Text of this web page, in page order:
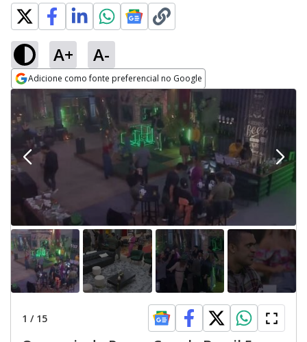
A+ A-
Adicione como fonte preferencial no Google
Opens in new window
1 / 15